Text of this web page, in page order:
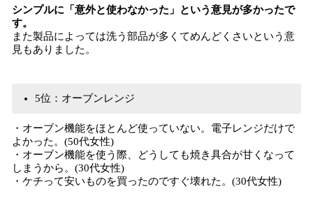
シンプルに「意外と使わなかった」という意見が多かったで
す。
また製品によっては洗う部品が多くてめんどくさいという意
見もありました。
5位：オーブンレンジ
・オーブン機能をほとんど使っていない。電子レンジだけで
よかった。(50代女性)
・オーブン機能を使う際、どうしても焼き具合が甘くなって
しまうから。(30代女性)
・ケチって安いものを買ったのですぐ壊れた。(30代女性)